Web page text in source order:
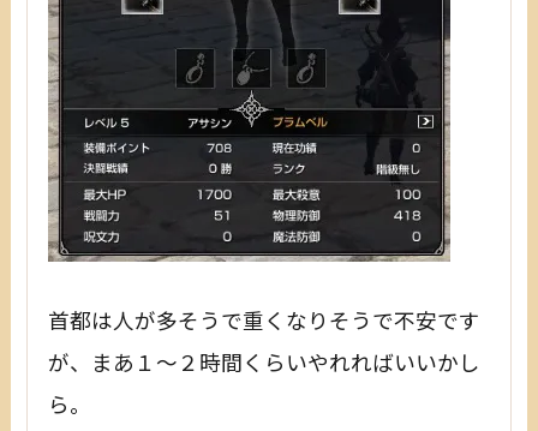
首都は人が多そうで重くなりそうで不安です
が、まあ１～２時間くらいやれればいいかし
ら。